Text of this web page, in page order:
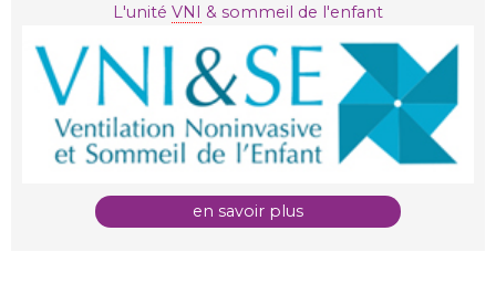
L'unité VNI & sommeil de l'enfant
en savoir plus